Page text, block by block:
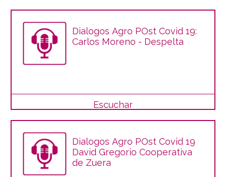
Dialogos Agro POst Covid 19:
Carlos Moreno - Despelta
Escuchar
Dialogos Agro POst Covid 19
David Gregorio Cooperativa
de Zuera